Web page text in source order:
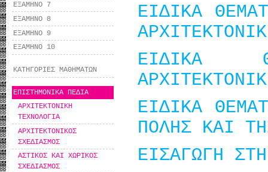
ΕΞΑΜΗΝΟ 7
ΕΞΑΜΗΝΟ 8
ΕΞΑΜΗΝΟ 9
ΕΞΑΜΗΝΟ 10
ΚΑΤΗΓΟΡΙΕΣ ΜΑΘΗΜΑΤΩΝ
ΕΠΙΣΤΗΜΟΝΙΚΑ ΠΕΔΙΑ
ΑΡΧΙΤΕΚΤΟΝΙΚΗ
ΤΕΧΝΟΛΟΓΙΑ
ΑΡΧΙΤΕΚΤΟΝΙΚΟΣ
ΣΧΕΔΙΑΣΜΟΣ
ΑΣΤΙΚΟΣ ΚΑΙ ΧΩΡΙΚΟΣ
ΣΧΕΔΙΑΣΜΟΣ
ΕΙΔΙΚΑ
ΕΙΔΙΚΑ
ΕΙΔΙΚΑ
ΠΟΛΗΣ ΚΑΙ
ΕΙΣΑΓΩΓΗ